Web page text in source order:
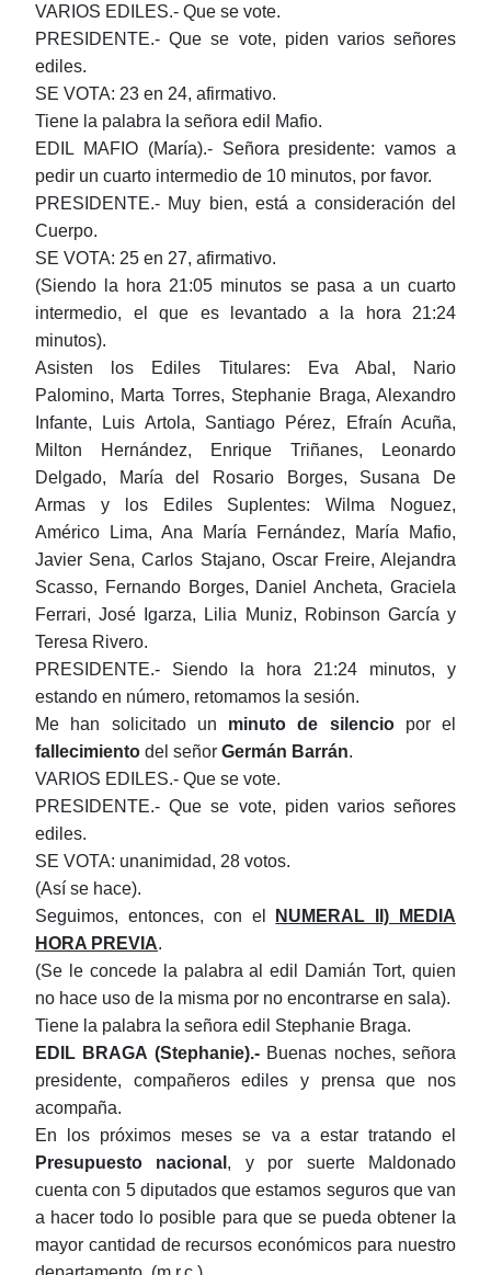
VARIOS EDILES.- Que se vote.
PRESIDENTE.- Que se vote, piden varios señores
ediles.
SE VOTA: 23 en 24, afirmativo.
Tiene la palabra la señora edil Mafio.
EDIL MAFIO (María).- Señora presidente: vamos a
pedir un cuarto intermedio de 10 minutos, por favor.
PRESIDENTE.- Muy bien, está a consideración del
Cuerpo.
SE VOTA: 25 en 27, afirmativo.
(Siendo la hora 21:05 minutos se pasa a un cuarto
intermedio, el que es levantado a la hora 21:24
minutos).
Asisten los Ediles Titulares: Eva Abal, Nario
Palomino, Marta Torres, Stephanie Braga, Alexandro
Infante, Luis Artola, Santiago Pérez, Efraín Acuña,
Milton Hernández, Enrique Triñanes, Leonardo
Delgado, María del Rosario Borges, Susana De
Armas y los Ediles Suplentes: Wilma Noguez,
Américo Lima, Ana María Fernández, María Mafio,
Javier Sena, Carlos Stajano, Oscar Freire, Alejandra
Scasso, Fernando Borges, Daniel Ancheta, Graciela
Ferrari, José Igarza, Lilia Muniz, Robinson García y
Teresa Rivero.
PRESIDENTE.- Siendo la hora 21:24 minutos, y
estando en número, retomamos la sesión.
Me han solicitado un minuto de silenciopor el
fallecimiento del señor Germán Barrán.
VARIOS EDILES.- Que se vote.
PRESIDENTE.- Que se vote, piden varios señores
ediles.
SE VOTA: unanimidad, 28 votos.
(Así se hace).
Seguimos, entonces, con el
NUMERAL II) MEDIA
HORA PREVIA.
(Se le concede la palabra al edil Damián Tort, quien
no hace uso de la misma por no encontrarse en sala).
Tiene la palabra la señora edil Stephanie Braga.
EDIL BRAGA (Stephanie).-Buenas noches, señora
presidente, compañeros ediles y prensa que nos
acompaña.
En los próximos meses se va a estar tratando el
Presupuesto nacional , y por suerte Maldonado
cuenta con 5 diputados que estamos seguros que van
a hacer todo lo posible para que se pueda obtener la
mayor cantidad de recursos económicos para nuestro